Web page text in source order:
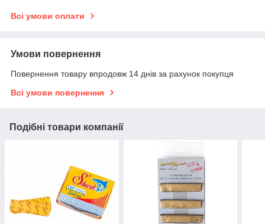
Всі умови оплати
Умови повернення
Повернення товару впродовж 14 днів за рахунок покупця
Всі умови повернення
Подібні товари компанії